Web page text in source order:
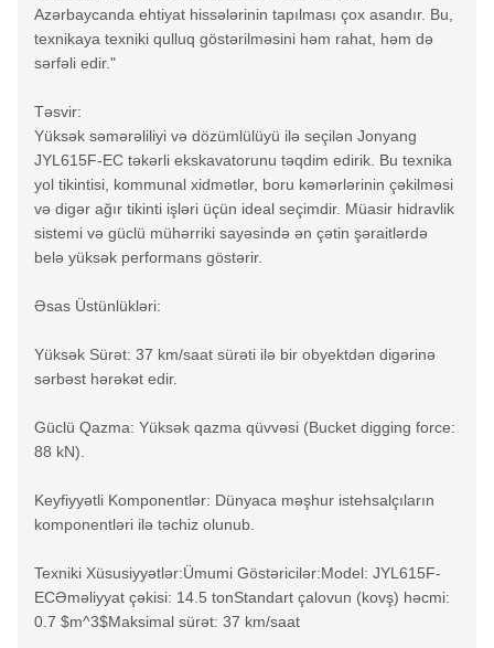
Azərbaycanda ehtiyat hissələrinin tapılması çox asandır. Bu,
texnikaya texniki qulluq göstərilməsini həm rahat, həm də
sərfəli edir."
Təsvir:
Yüksək səmərəliliyi və dözümlülüyü ilə seçilən Jonyang
JYL615F-EC təkərli ekskavatorunu təqdim edirik. Bu texnika
yol tikintisi, kommunal xidmətlər, boru kəmərlərinin çəkilməsi
və digər ağır tikinti işləri üçün ideal seçimdir. Müasir hidravlik
sistemi və güclü mühərriki sayəsində ən çətin şəraitlərdə
belə yüksək performans göstərir.
Əsas Üstünlükləri:
Yüksək Sürət: 37 km/saat sürəti ilə bir obyektdən digərinə
sərbəst hərəkət edir.
Güclü Qazma: Yüksək qazma qüvvəsi (Bucket digging force:
88 kN).
Keyfiyyətli Komponentlər: Dünyaca məşhur istehsalçıların
komponentləri ilə təchiz olunub.
Texniki Xüsusiyyətlər:Ümumi Göstəricilər:Model: JYL615F-
ECƏməliyyat çəkisi: 14.5 tonStandart çalovun (kovş) həcmi:
0.7 $m^3$Maksimal sürət: 37 km/saat